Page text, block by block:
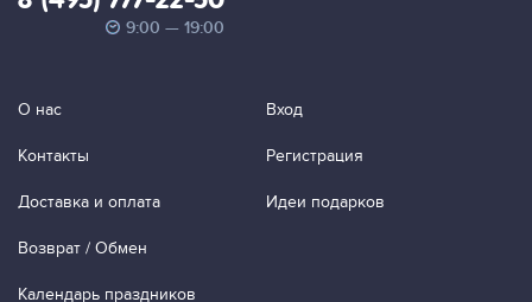
9:00 — 19:00
О нас
Контакты
Доставка и оплата
Возврат / Обмен
Календарь праздников
Вход
Регистрация
Идеи подарков